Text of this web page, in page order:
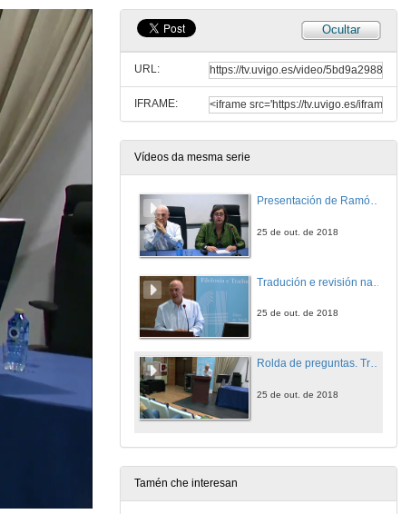
Ocultar
URL:
IFRAME:
Vídeos da mesma serie
Presentación de Ramón Garrido Nombela
25 de out. de 2018
25 de out. de 2018
Rolda de preguntas. Tradución e revisión na Oficina de Interpretación do Idioma
25 de out. de 2018
Tamén che interesan